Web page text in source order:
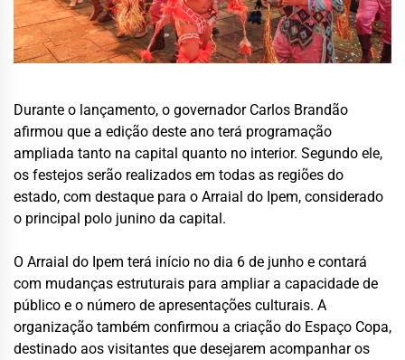
Durante o lançamento, o governador Carlos Brandão
afirmou que a edição deste ano terá programação
ampliada tanto na capital quanto no interior. Segundo ele,
os festejos serão realizados em todas as regiões do
estado, com destaque para o Arraial do Ipem, considerado
o principal polo junino da capital.
O Arraial do Ipem terá início no dia 6 de junho e contará
com mudanças estruturais para ampliar a capacidade de
público e o número de apresentações culturais. A
organização também confirmou a criação do Espaço Copa,
destinado aos visitantes que desejarem acompanhar os